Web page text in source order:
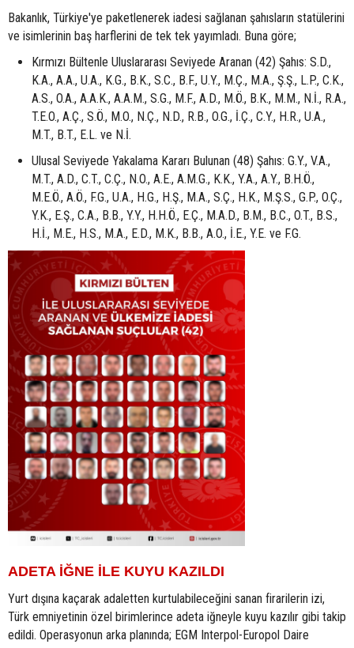
Bakanlık, Türkiye'ye paketlenerek iadesi sağlanan şahısların statülerini
ve isimlerinin baş harflerini de tek tek yayımladı. Buna göre;
Kırmızı Bültenle Uluslararası Seviyede Aranan (42) Şahıs: S.D.,
K.A., A.A., U.A., K.G., B.K., S.C., B.F., U.Y., M.Ç., M.A., Ş.Ş., L.P., C.K.,
A.S., O.A., A.A.K., A.A.M., S.G., M.F., A.D., M.Ö., B.K., M.M., N.İ., R.A.,
T.E.O., A.Ç., S.Ö., M.O., N.Ç., N.D., R.B., O.G., İ.Ç., C.Y., H.R., U.A.,
M.T., B.T., E.L. ve N.İ.
Ulusal Seviyede Yakalama Kararı Bulunan (48) Şahıs: G.Y., V.A.,
M.T., A.D., C.T., C.Ç., N.O., A.E., A.M.G., K.K., Y.A., A.Y., B.H.Ö.,
M.E.Ö., A.Ö., F.G., U.A., H.G., H.Ş., M.A., S.Ç., H.K., M.Ş.S., G.P., O.Ç.,
Y.K., E.Ş., C.A., B.B., Y.Y., H.H.Ö., E.Ç., M.A.D., B.M., B.C., O.T., B.S.,
H.İ., M.E., H.S., M.A., E.D., M.K., B.B., A.O., İ.E., Y.E. ve F.G.
ADETA İĞNE İLE KUYU KAZILDI
Yurt dışına kaçarak adaletten kurtulabileceğini sanan firarilerin izi,
Türk emniyetinin özel birimlerince adeta iğneyle kuyu kazılır gibi takip
edildi. Operasyonun arka planında; EGM Interpol-Europol Daire